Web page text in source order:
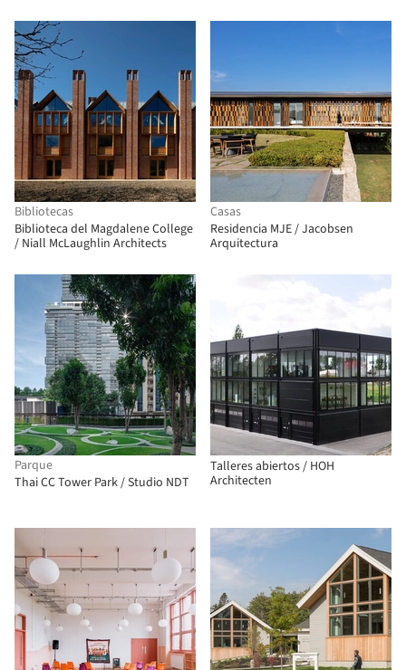
Bibliotecas
Biblioteca del Magdalene College
/ Niall McLaughlin Architects
Casas
Residencia MJE / Jacobsen
Arquitectura
Parque
Thai CC Tower Park / Studio NDT
Talleres abiertos / HOH
Architecten